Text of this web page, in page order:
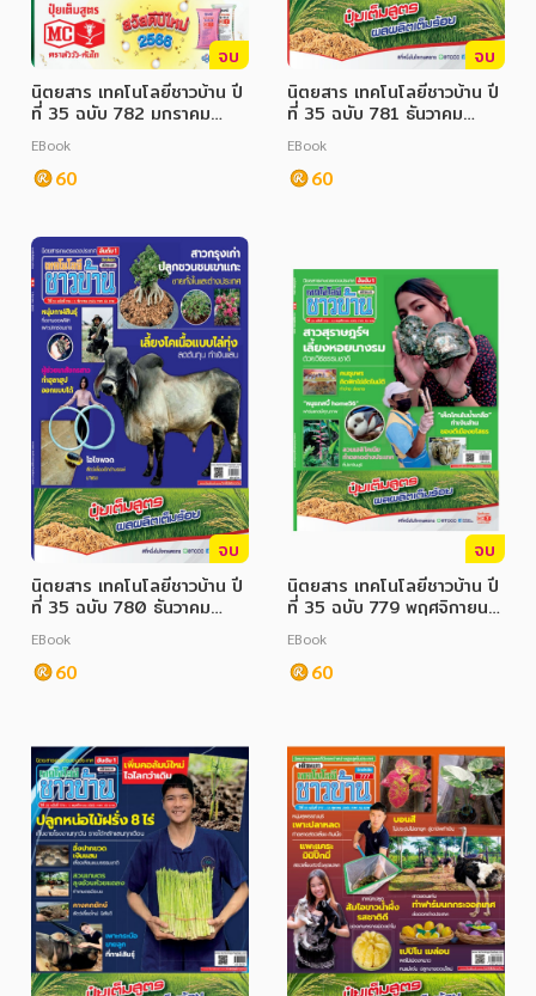
จบ
นิตยสาร เทคโนโลยีชาวบ้าน ปี
ที่ 35 ฉบับ 782 มกราคม
2566
EBook
60
จบ
นิตยสาร เทคโนโลยีชาวบ้าน ปี
ที่ 35 ฉบับ 781 ธันวาคม
2565
EBook
60
จบ
นิตยสาร เทคโนโลยีชาวบ้าน ปี
ที่ 35 ฉบับ 780 ธันวาคม
2565
EBook
60
จบ
นิตยสาร เทคโนโลยีชาวบ้าน ปี
ที่ 35 ฉบับ 779 พฤศจิกายน
2565
EBook
60